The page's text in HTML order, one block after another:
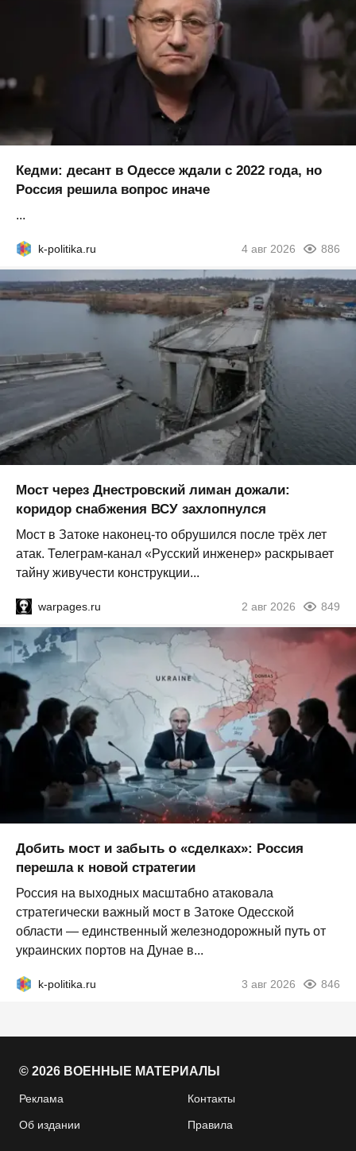
Кедми: десант в Одессе ждали с 2022 года, но
Россия решила вопрос иначе
...
k-politika.ru 4 авг 2026 886
Мост через Днестровский лиман дожали:
коридор снабжения ВСУ захлопнулся
Мост в Затоке наконец-то обрушился после трёх лет
атак. Телеграм-канал «Русский инженер» раскрывает
тайну живучести конструкции...
warpages.ru 2 авг 2026 849
Добить мост и забыть о «сделках»: Россия
перешла к новой стратегии
Россия на выходных масштабно атаковала
стратегически важный мост в Затоке Одесской
области — единственный железнодорожный путь от
украинских портов на Дунае в...
k-politika.ru 3 авг 2026 846
© 2026 ВОЕННЫЕ МАТЕРИАЛЫ
Реклама Контакты
Об издании Правила